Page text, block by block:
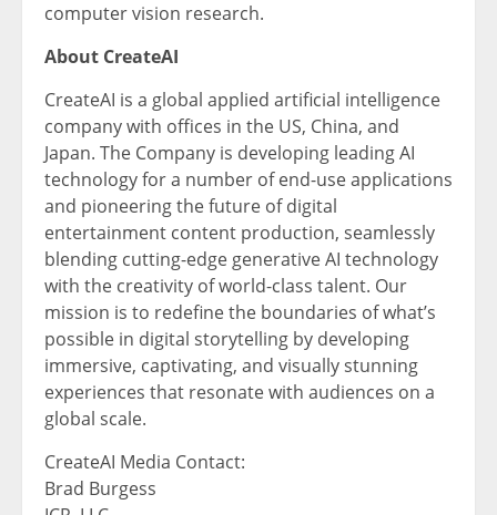
computer vision research.
About CreateAI
CreateAI is a global applied artificial intelligence
company with offices in the US, China, and
Japan. The Company is developing leading AI
technology for a number of end-use applications
and pioneering the future of digital
entertainment content production, seamlessly
blending cutting-edge generative AI technology
with the creativity of world-class talent. Our
mission is to redefine the boundaries of what’s
possible in digital storytelling by developing
immersive, captivating, and visually stunning
experiences that resonate with audiences on a
global scale.
CreateAI Media Contact:
Brad Burgess